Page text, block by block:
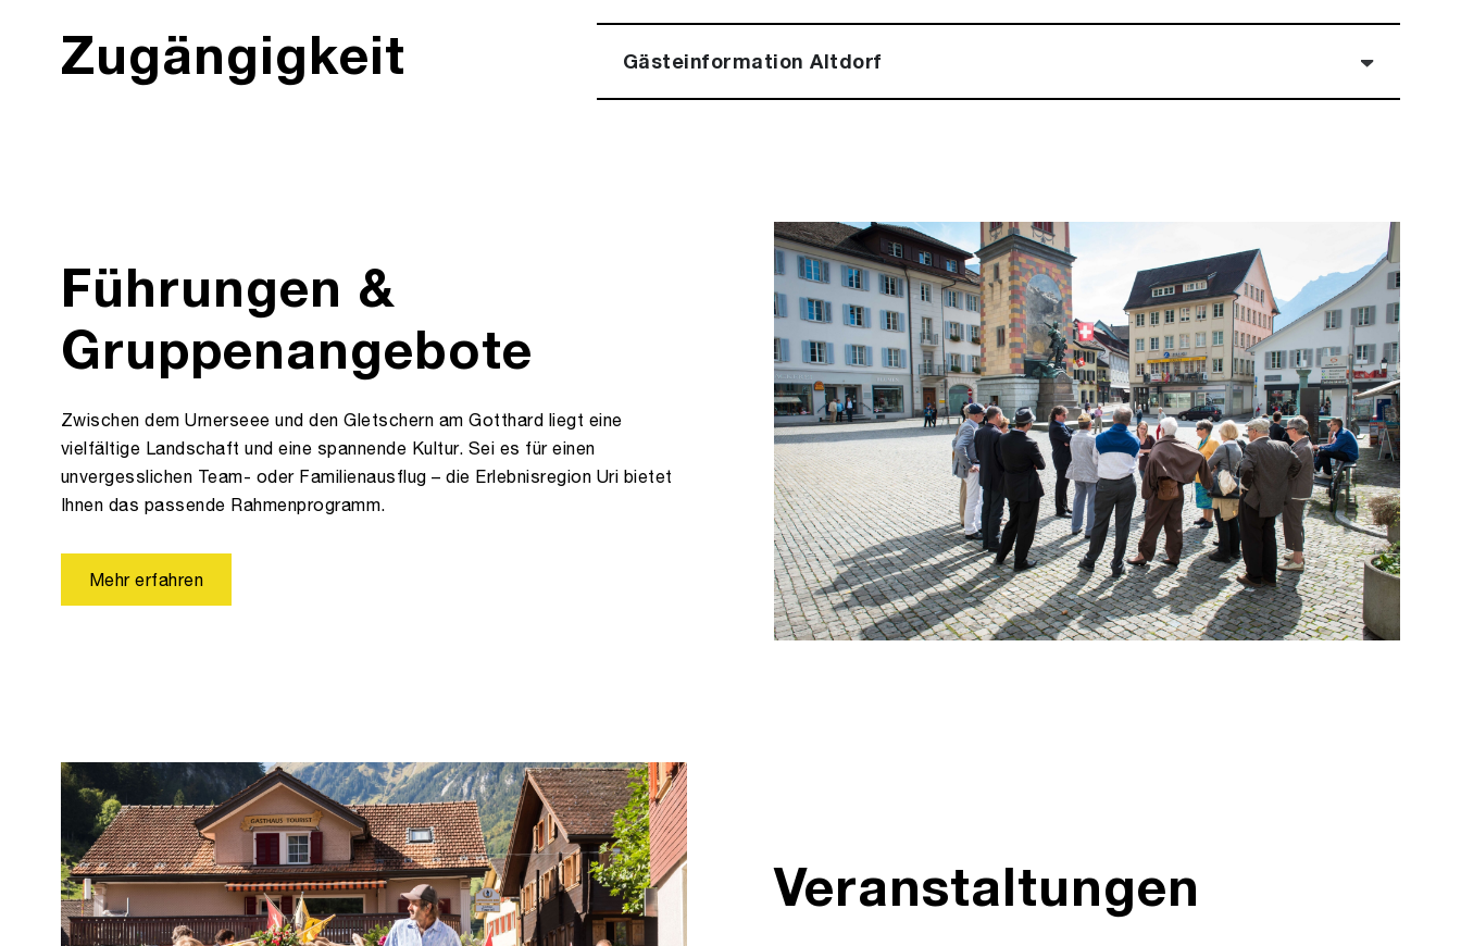
Zugängigkeit Gästeinformation Altdorf
Führungen &
Gruppenangebote
Zwischen dem Urnerseee und den Gletschern am Gotthard liegt eine
vielfältige Landschaft und eine spannende Kultur. Sei es für einen
unvergesslichen Team- oder Familienausflug – die Erlebnisregion Uri bietet
Ihnen das passende Rahmenprogramm.
Mehr erfahren
Veranstaltungen